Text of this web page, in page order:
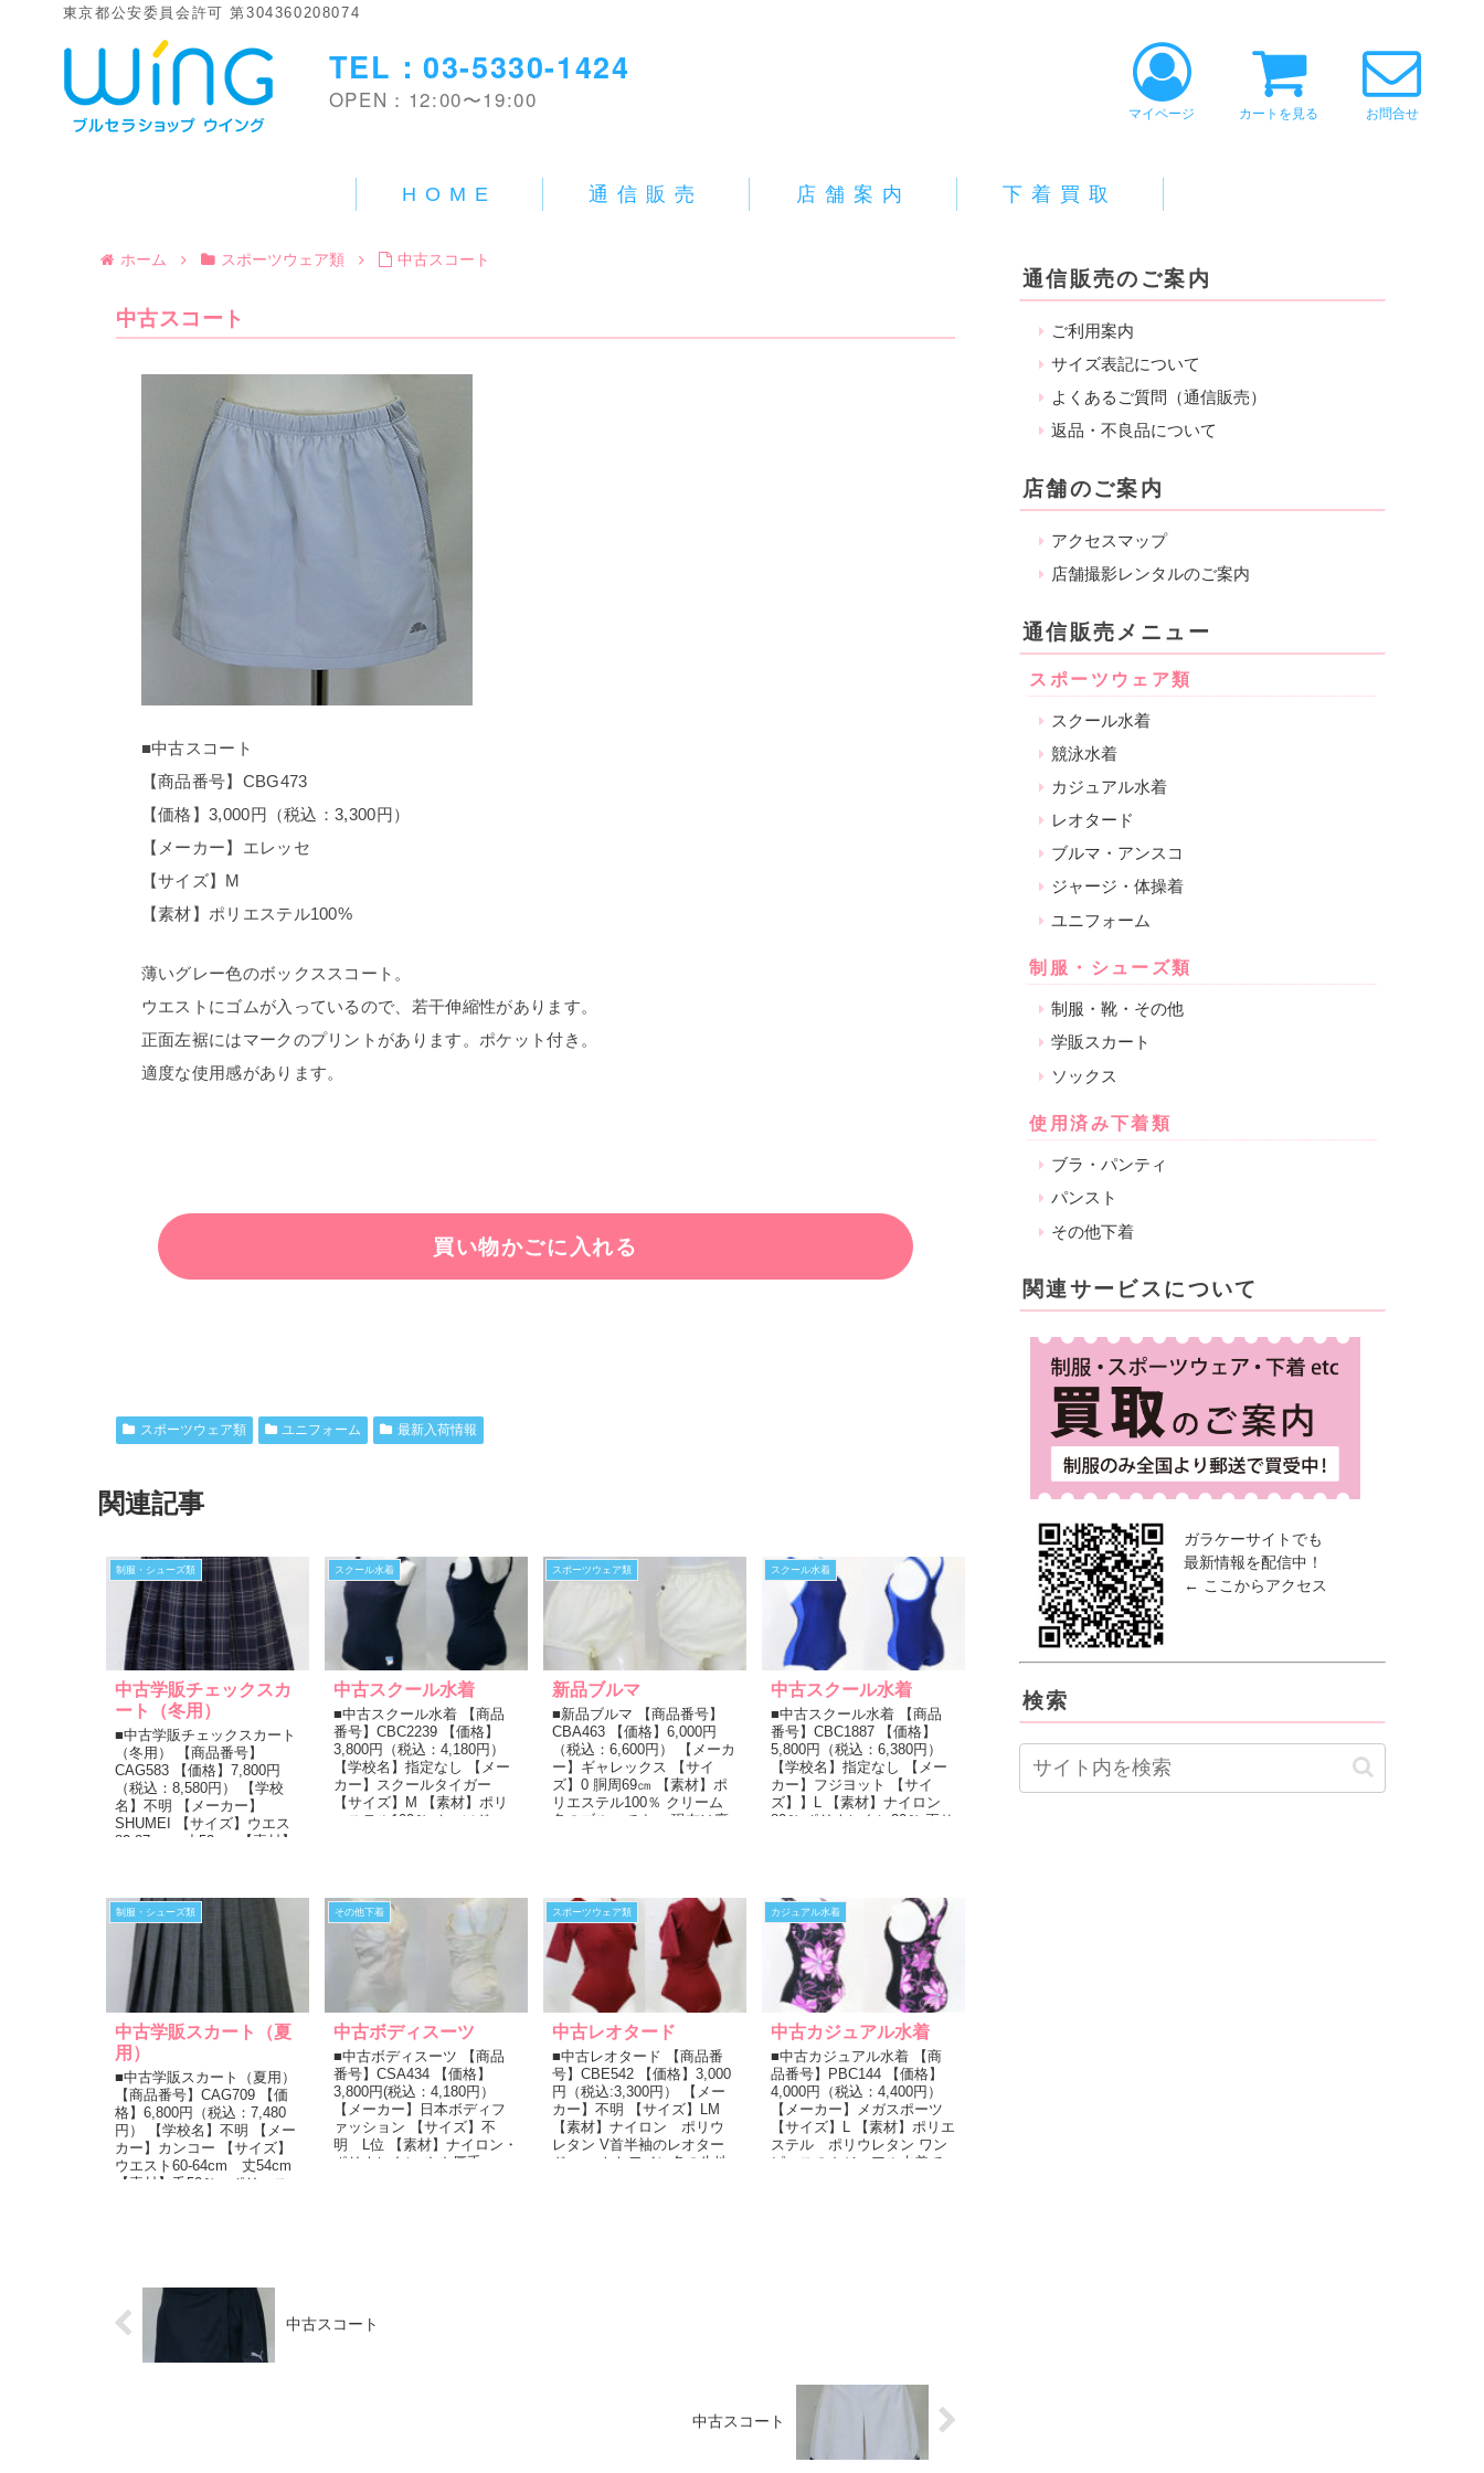
東京都公安委員会許可 第304360208074
TEL：03-5330-1424
OPEN：12:00〜19:00
マイページ カートを見る お問合せ
HOME 通信販売 店舗案内 下着買取
ホーム スポーツウェア類 中古スコート
中古スコート
■中古スコート
【商品番号】CBG473
【価格】3,000円（税込：3,300円）
【メーカー】エレッセ
【サイズ】M
【素材】ポリエステル100%
薄いグレー色のボックススコート。
ウエストにゴムが入っているので、若干伸縮性があります。
正面左裾にはマークのプリントがあります。ポケット付き。
適度な使用感があります。
スポーツウェア類 ユニフォーム 最新入荷情報
関連記事
制服・シューズ類
中古学販チェックスカ
ート（冬用）
■中古学販チェックスカート
（冬用） 【商品番号】
CAG583 【価格】7,800円
（税込：8,580円） 【学校
名】不明 【メーカー】
SHUMEI 【サイズ】ウエス
83-87cm 丈52cm 【素材】
スクール水着
中古スクール水着
■中古スクール水着 【商品
番号】CBC2239 【価格】
3,800円（税込：4,180円）
【学校名】指定なし 【メー
カー】スクールタイガー
【サイズ】M 【素材】ポリ
エステル100％ オーソドッ
スポーツウェア類
新品ブルマ
■新品ブルマ 【商品番号】
CBA463 【価格】6,000円
（税込：6,600円） 【メーカ
ー】ギャレックス 【サイ
ズ】0 胴周69㎝ 【素材】ポ
リエステル100％ クリーム
色のブルマです。 現在は廃
スクール水着
中古スクール水着
■中古スクール水着 【商品
番号】CBC1887 【価格】
5,800円（税込：6,380円）
【学校名】指定なし 【メー
カー】フジヨット 【サイ
ズ】】L 【素材】ナイロン
80％ ポリウレタン20％ 両サ
制服・シューズ類
中古学販スカート（夏
用）
■中古学販スカート（夏用）
【商品番号】CAG709 【価
格】6,800円（税込：7,480
円） 【学校名】不明 【メー
カー】カンコー 【サイズ】
ウエスト60-64cm 丈54cm
【素材】毛50％ ポリエス
その他下着
中古ボディスーツ
■中古ボディスーツ 【商品
番号】CSA434 【価格】
3,800円(税込：4,180円）
【メーカー】日本ボディフ
ァッション 【サイズ】不
明 L位 【素材】ナイロン・
ポリウレタン やや厚手...
スポーツウェア類
中古レオタード
■中古レオタード 【商品番
号】CBE542 【価格】3,000
円（税込:3,300円） 【メー
カー】不明 【サイズ】LM
【素材】ナイロン ポリウ
レタン V首半袖のレオター
ド マットなワイン色の生地
カジュアル水着
中古カジュアル水着
■中古カジュアル水着 【商
品番号】PBC144 【価格】
4,000円（税込：4,400円）
【メーカー】メガスポーツ
【サイズ】L 【素材】ポリエ
ステル ポリウレタン ワン
ピースのカジュアル水着で
中古スコート
中古スコート
通信販売のご案内
ご利用案内
サイズ表記について
よくあるご質問（通信販売）
返品・不良品について
店舗のご案内
アクセスマップ
店舗撮影レンタルのご案内
通信販売メニュー
スポーツウェア類
スクール水着
競泳水着
カジュアル水着
レオタード
ブルマ・アンスコ
ジャージ・体操着
ユニフォーム
制服・シューズ類
制服・靴・その他
学販スカート
ソックス
使用済み下着類
ブラ・パンティ
パンスト
その他下着
関連サービスについて
ガラケーサイトでも
最新情報を配信中！
← ここからアクセス
検索